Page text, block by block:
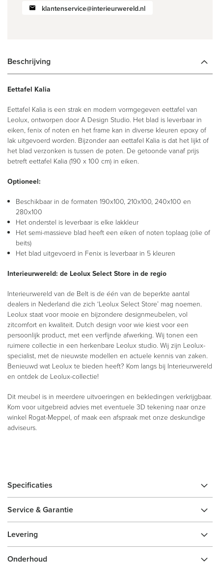
klantenservice@interieurwereld.nl
Beschrijving
Eettafel Kalia
Eettafel Kalia is een strak en modern vormgegeven eettafel van
Leolux, ontworpen door A Design Studio. Het blad is leverbaar in
eiken, fenix of noten en het frame kan in diverse kleuren epoxy of
lak uitgevoerd worden. Bijzonder aan eettafel Kalia is dat het lijkt of
het blad verzonken is tussen de poten. De getoonde vanaf prijs
betreft eettafel Kalia (190 x 100 cm) in eiken.
Optioneel:
Beschikbaar in de formaten 190x100, 210x100, 240x100 en
280x100
Het onderstel is leverbaar is elke lakkleur
Het semi-massieve blad heeft een eiken of noten toplaag (olie of
beits)
Het blad uitgevoerd in Fenix is leverbaar in 5 kleuren
Interieurwereld: de Leolux Select Store in de regio
Interieurwereld van de Belt is de één van de beperkte aantal
dealers in Nederland die zich ‘Leolux Select Store’ mag noemen.
Leolux staat voor mooie en bijzondere designmeubelen, vol
zitcomfort en kwaliteit. Dutch design voor wie kiest voor een
persoonlijk product, met een verfijnde afwerking. Wij tonen een
ruimere collectie in een herkenbare Leolux studio. Wij zijn Leolux-
specialist, met de nieuwste modellen en actuele kennis van zaken.
Benieuwd wat Leolux te bieden heeft? Kom langs bij Interieurwereld
en ontdek de Leolux-collectie!
Dit meubel is in meerdere uitvoeringen en bekledingen verkrijgbaar.
Kom voor uitgebreid advies met eventuele 3D tekening naar onze
winkel Rogat-Meppel, of maak een afspraak met onze deskundige
adviseurs.
Specificaties
Service & Garantie
Levering
Onderhoud